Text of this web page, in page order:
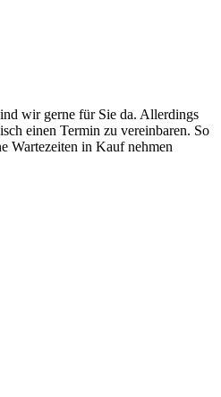
wir gerne für Sie da. Allerdings
einen Termin zu vereinbaren. So
Wartezeiten in Kauf nehmen